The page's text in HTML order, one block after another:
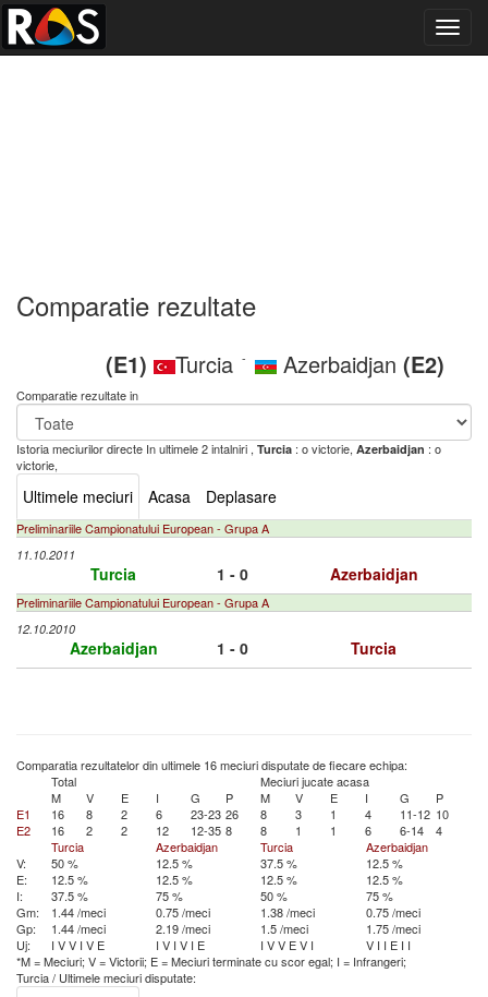
Comparatie rezultate
(E1) Turcia - Azerbaidjan (E2)
Comparatie rezultate in
Istoria meciurilor directe In ultimele 2 intalniri , Turcia : o victorie, Azerbaidjan : o
victorie,
Ultimele meciuri Acasa Deplasare
Preliminariile Campionatului European - Grupa A
11.10.2011
Turcia 1 - 0 Azerbaidjan
Preliminariile Campionatului European - Grupa A
12.10.2010
Azerbaidjan 1 - 0 Turcia
Comparatia rezultatelor din ultimele 16 meciuri disputate de fiecare echipa:
Total
Meciuri jucate acasa
M
V E I G P M V E I G
P
E1
16 8 2 6 23-23 26 8 3 1 4 11-12 10
E2
16 2 2 12 12-35 8 8 1 1 6 6-14
4
Turcia
Azerbaidjan Turcia
Azerbaidjan
V:
50 % 12.5 % 37.5 %
12.5 %
E:
12.5 % 12.5 % 12.5 %
12.5 %
I:
37.5 % 75 % 50 %
75 %
Gm:
1.44 /meci 0.75 /meci 1.38 /meci
0.75 /meci
Gp:
1.44 /meci 2.19 /meci 1.5 /meci
1.75 /meci
Uj:
I VV I V E I V I V I E I VV EV I V I I E I I
*M = Meciuri; V = Victorii; E = Meciuri terminate cu scor egal; I = Infrangeri;
Turcia/ Ultimele meciuri disputate: